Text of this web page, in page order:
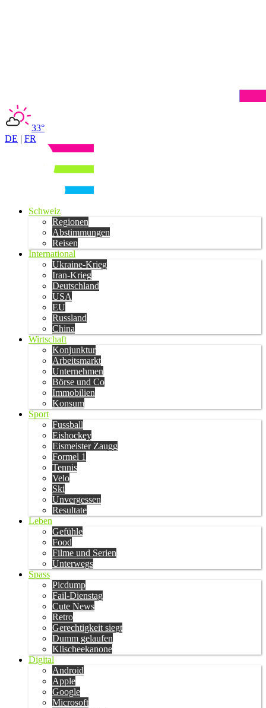
33°
DE | FR
Schweiz
Regionen
Abstimmungen
Reisen
International
Ukraine-Krieg
Iran-Krieg
Deutschland
USA
EU
Russland
China
Wirtschaft
Konjunktur
Arbeitsmarkt
Unternehmen
Börse und Co
Immobilien
Konsum
Sport
Fussball
Eishockey
Eismeister Zaugg
Formel 1
Tennis
Velo
Ski
Unvergessen
Resultate
Leben
Gefühle
Food
Filme und Serien
Unterwegs
Spass
Picdump
Fail-Dienstag
Cute News
Retro
Gerechtigkeit siegt
Dumm gelaufen
Klischeekanone
Digital
Android
Apple
Google
Microsoft